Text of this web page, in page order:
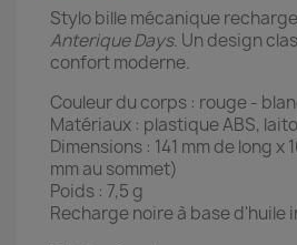
Stylo bille mécanique
Anterique Days. Un design
confort moderne.
Couleur du corps : rouge -
Matériaux : plastique ABS,
Dimensions : 141 mm de long x
mm au sommet)
Poids : 7,5 g
Recharge noire à base d'huile